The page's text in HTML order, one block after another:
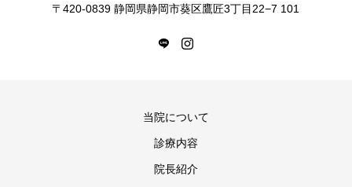
〒420-0839 静岡県静岡市葵区鷹匠3丁目22−7 101
当院について
診療内容
院長紹介